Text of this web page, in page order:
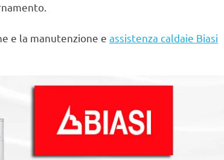
e la manutenzione e assistenza caldaie Biasi